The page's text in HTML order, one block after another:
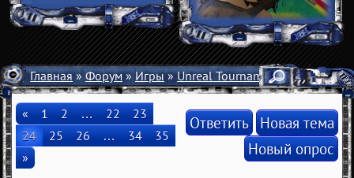
Главная»Форум»Игры»Unreal Tournament 4» Новый
« 1 2 … 22
23
24
25 26 … 34
35
»
Ответить Новая тема
Новый опрос